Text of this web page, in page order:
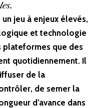
jeu à enjeux élevés,
et technologie
que des
quotidiennement. Il
de la
de semer la
d’avance dans